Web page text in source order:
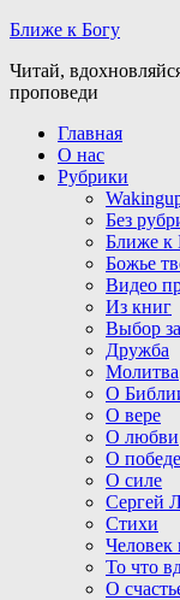
Ближе к Богу
Читай,
проповеди
Главная
О нас
Рубрики
Без
Ближе к
Божье
Видео
Из книг
Выбор
Дружба
Молитва
О
О вере
О любви
О победе
О силе
Сергей
Стихи
Человек
То что
О